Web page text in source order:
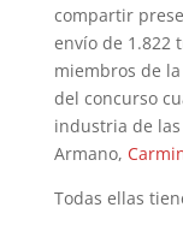
compartir
envío de 1.822
miembros de
del concurso
industria de
Armano,
Todas ellas